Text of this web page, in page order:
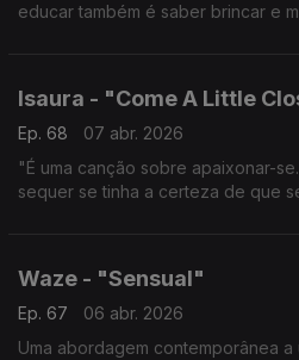
educar também é saber brincar e
Isaura - "Come A Little
Ep. 68
07 abr. 2026
"É uma canção sobre apaixonar-
sequer se tinha a certeza de que
Waze - "Sensual"
Ep. 67
06 abr. 2026
Uma abordagem contemporânea a